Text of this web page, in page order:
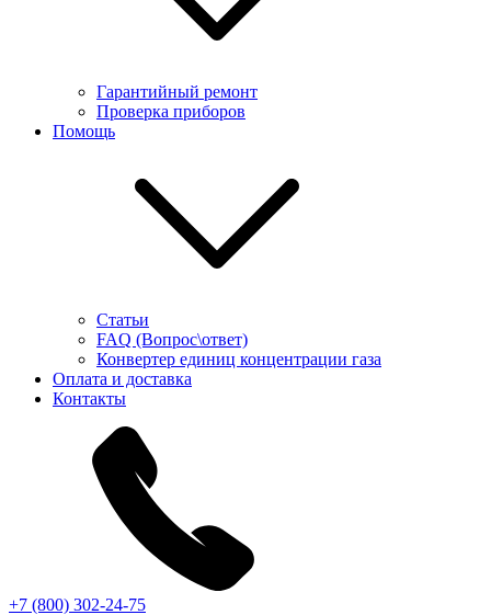
Гарантийный ремонт
Проверка приборов
Помощь
Статьи
FAQ (Вопрос\ответ)
Конвертер единиц концентрации газа
Оплата и доставка
Контакты
+7 (800) 302-24-75